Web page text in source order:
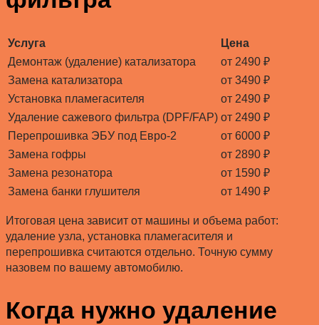
Услуга
Цена
Демонтаж (удаление) катализатора
от 2490 ₽
Замена катализатора
от 3490 ₽
Установка пламегасителя
от 2490 ₽
Удаление сажевого фильтра (DPF/FAP) от 2490 ₽
Перепрошивка ЭБУ под Евро-2
от 6000 ₽
Замена гофры
от 2890 ₽
Замена резонатора
от 1590 ₽
Замена банки глушителя
от 1490 ₽
Итоговая цена зависит от машины и объема работ:
удаление узла, установка пламегасителя и
перепрошивка считаются отдельно. Точную сумму
назовем по вашему автомобилю.
Когда нужно удаление